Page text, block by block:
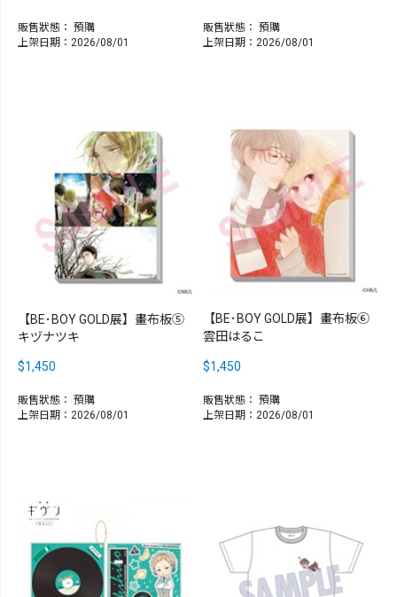
販售狀態： 預購
上架日期：2026/08/01
販售狀態： 預購
上架日期：2026/08/01
【BE･BOY GOLD展】畫布板⑤
キヅナツキ
$1,450
販售狀態： 預購
上架日期：2026/08/01
【BE･BOY GOLD展】畫布板⑥
雲田はるこ
$1,450
販售狀態： 預購
上架日期：2026/08/01